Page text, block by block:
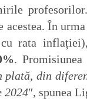
În
rata
.
plată, din
2024″, spunea